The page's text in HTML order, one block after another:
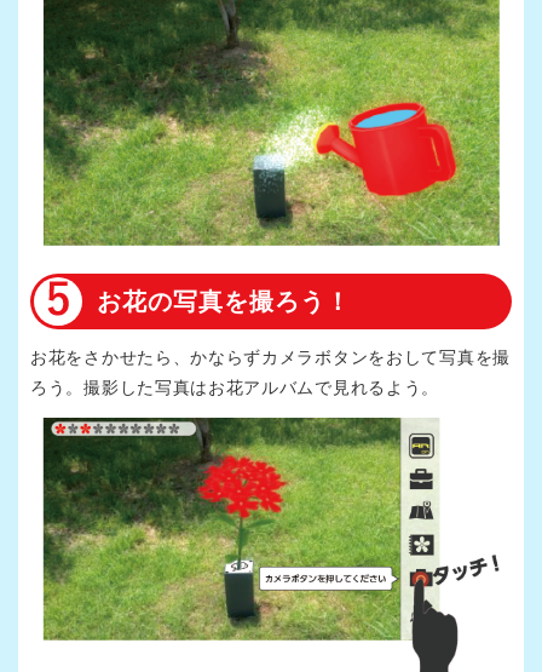
お花の写真を撮ろう！
お花をさかせたら、かならずカメラボタンをおして写真を撮
ろう。撮影した写真はお花アルバムで見れるよう。